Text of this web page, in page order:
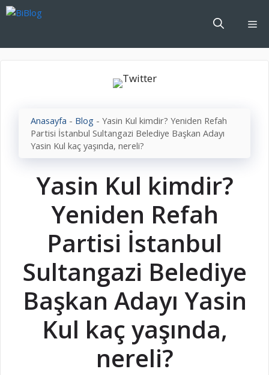
İçeriğe
Anasayfa - Blog - Yasin Kul kimdir? Yeniden Refah
Partisi İstanbul Sultangazi Belediye Başkan Adayı
Yasin Kul kaç yaşında, nereli?
Yasin Kul kimdir?
Yeniden Refah
Partisi İstanbul
Sultangazi Belediye
Başkan Adayı Yasin
Kul kaç yaşında,
nereli?